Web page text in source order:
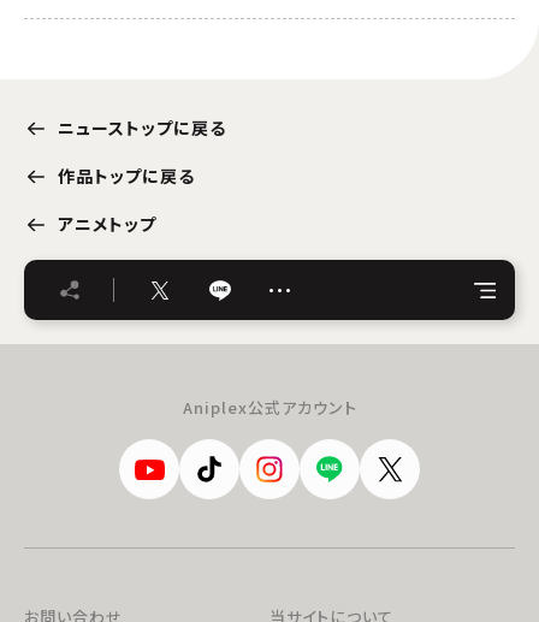
ニューストップに戻る
作品トップに戻る
アニメトップ
…
Aniplex公式アカウント
お問い合わせ 当サイトについて